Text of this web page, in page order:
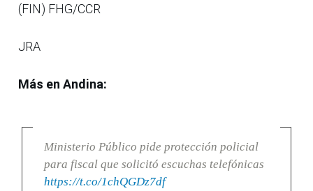
(FIN) FHG/CCR
JRA
Más en Andina:
Ministerio Público pide protección policial
para fiscal que solicitó escuchas telefónicas
https://t.co/1chQGDz7df